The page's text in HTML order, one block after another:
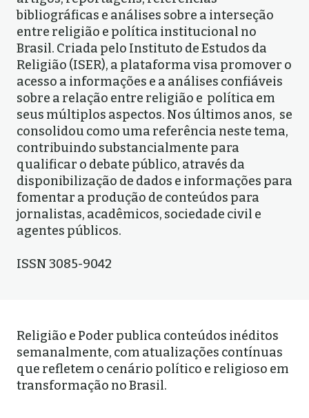
bibliográficas e análises sobre a interseção
entre religião e política institucional no
Brasil. Criada pelo Instituto de Estudos da
Religião (ISER), a plataforma visa promover o
acesso a informações e a análises confiáveis
sobre a relação entre religião e política em
seus múltiplos aspectos. Nos últimos anos, se
consolidou como uma referência neste tema,
contribuindo substancialmente para
qualificar o debate público, através da
disponibilização de dados e informações para
fomentar a produção de conteúdos para
jornalistas, acadêmicos, sociedade civil e
agentes públicos.
ISSN 3085-9042
Religião e Poder publica conteúdos inéditos
semanalmente, com atualizações contínuas
que refletem o cenário político e religioso em
transformação no Brasil.